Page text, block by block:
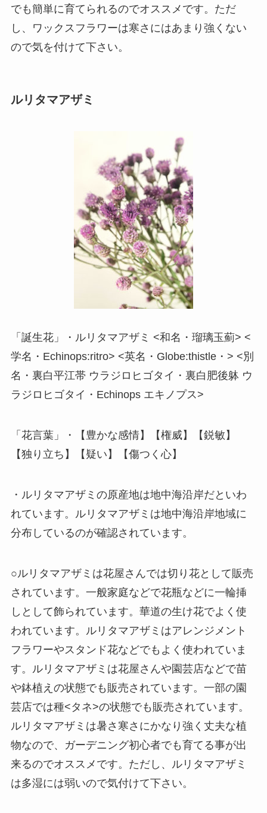
でも簡単に育てられるのでオススメです。ただ
し、ワックスフラワーは寒さにはあまり強くない
ので気を付けて下さい。
ルリタマアザミ
「誕生花」・ルリタマアザミ <和名・瑠璃玉薊> <
学名・Echinops:ritro> <英名・Globe:thistle・> <別
名・裏白平江帯 ウラジロヒゴタイ・裏白肥後躰 ウ
ラジロヒゴタイ・Echinops エキノプス>
「花言葉」・【豊かな感情】【権威】【鋭敏】
【独り立ち】【疑い】【傷つく心】
・ルリタマアザミの原産地は地中海沿岸だといわ
れています。ルリタマアザミは地中海沿岸地域に
分布しているのが確認されています。
○ルリタマアザミは花屋さんでは切り花として販売
されています。一般家庭などで花瓶などに一輪挿
しとして飾られています。華道の生け花でよく使
われています。ルリタマアザミはアレンジメント
フラワーやスタンド花などでもよく使われていま
す。ルリタマアザミは花屋さんや園芸店などで苗
や鉢植えの状態でも販売されています。一部の園
芸店では種<タネ>の状態でも販売されています。
ルリタマアザミは暑さ寒さにかなり強く丈夫な植
物なので、ガーデニング初心者でも育てる事が出
来るのでオススメです。ただし、ルリタマアザミ
は多湿には弱いので気付けて下さい。